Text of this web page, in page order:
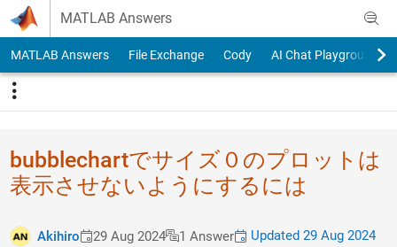
Skip to content
MATLAB Answers
MATLAB Answers File Exchange Cody AI Chat Playground
bubblechar​tでサイズ０のプロッ​トは
表示させないよう​にするには
Akihiro 29 Aug 2024 1 Answer
Updated 29 Aug 2024